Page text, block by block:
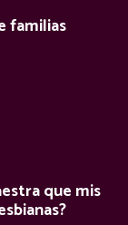
familias
que mis